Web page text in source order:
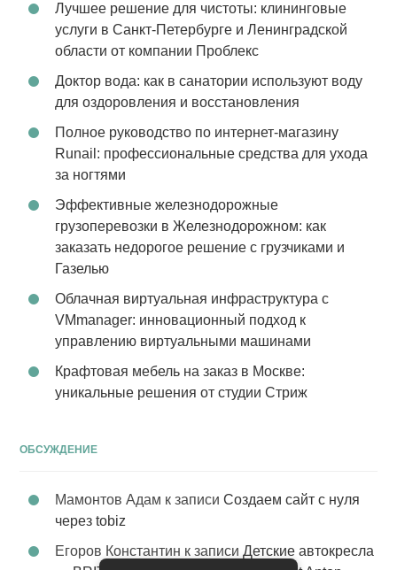
Лучшее решение для чистоты: клининговые
услуги в Санкт-Петербурге и Ленинградской
области от компании Проблекс
Доктор вода: как в санатории используют воду
для оздоровления и восстановления
Полное руководство по интернет-магазину
Runail: профессиональные средства для ухода
за ногтями
Эффективные железнодорожные
грузоперевозки в Железнодорожном: как
заказать недорогое решение с грузчиками и
Газелью
Облачная виртуальная инфраструктура с
VMmanager: инновационный подход к
управлению виртуальными машинами
Крафтовая мебель на заказ в Москве:
уникальные решения от студии Стриж
ОБСУЖДЕНИЕ
Мамонтов Адам к записиСоздаем сайт с нуля
через tobiz
Егоров Константин к записиДетские автокресла